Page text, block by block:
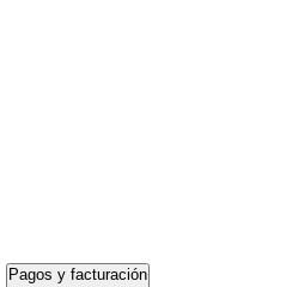
Pagos y facturación